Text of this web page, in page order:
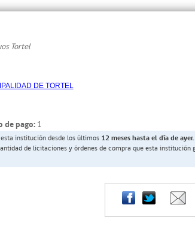
Tortel
DE TORTEL
de pago: 1
institución desde los últimos 12 meses hasta el día de ayer.
de licitaciones y órdenes de compra que esta institución